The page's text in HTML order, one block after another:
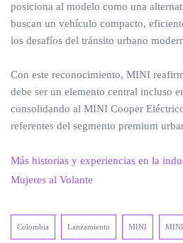
posiciona al modelo como una
buscan un vehículo compacto,
los desafíos del tránsito urbano
Con este reconocimiento, MINI
debe ser un elemento central incluso
consolidando al MINI Cooper
referentes del segmento premium
Más historias y experiencias en la
Mujeres al Volante
Colombia Lanzamiento MINI